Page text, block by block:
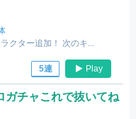
クター追加！ 次のキ...
5連 Play
ガチャこれで抜いてね